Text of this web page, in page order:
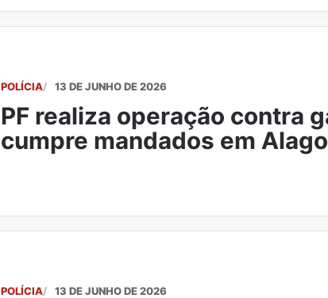
POLÍCIA 13 DE JUNHO DE 2026
PF realiza operação contra
cumpre mandados em
POLÍCIA 13 DE JUNHO DE 2026